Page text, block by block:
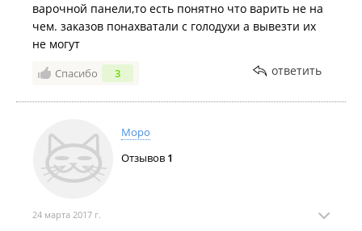
варочной панели,то есть понятно что варить не на
чем. заказов понахватали с голодухи а вывезти их
не могут
Спасибо 3 ответить
Моро
Отзывов 1
24 марта 2017 г.